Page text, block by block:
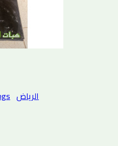
الرياض